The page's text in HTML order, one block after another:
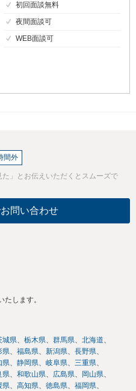
初回面談無料
夜間面談可
WEB面談可
間外
」とお伝えいただくとスムーズで
問い合わせ
します。
城県 栃木県 群馬県
北海道
県 福島県 新潟県
長野県
県 静岡県 岐阜県
三重県
県 和歌山県 広島県
岡山県
県 高知県 徳島県
福岡県